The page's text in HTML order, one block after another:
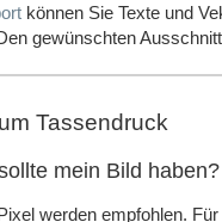
können Sie Texte und
gewünschten
Tassendruck
mein Bild haben?
werden empfohlen.